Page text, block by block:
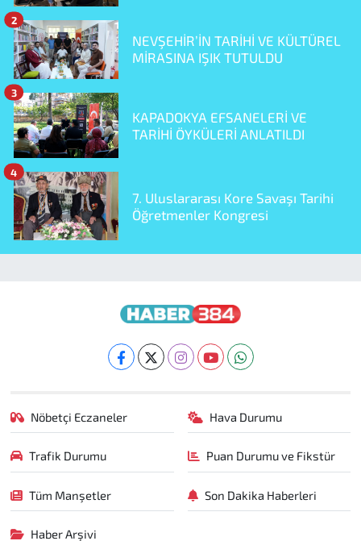
NEVŞEHİR’İN TARİHİ VE KÜLTÜREL
MİRASINA IŞIK TUTULDU
2
KAPADOKYA EFSANELERİ VE
TARİHİ ÖYKÜLERİ ANLATILDI
3
7. Uluslararası Kore Savaşı Tarihi
Öğretmenler Kongresi
4
Nöbetçi Eczaneler Hava Durumu
Trafik Durumu Puan Durumu ve Fikstür
Tüm Manşetler Son Dakika Haberleri
Haber Arşivi